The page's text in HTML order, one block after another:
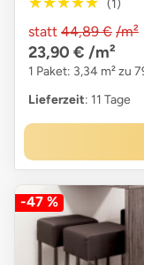
(1)
statt 44,89 € /m²
23,90 € /m²
1 Paket: 3,34 m² zu
Lieferzeit: 11 Tage
-47 %